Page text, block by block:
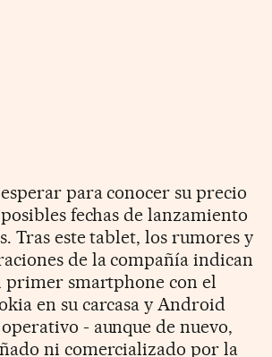
para conocer su precio
fechas de lanzamiento
Tras este tablet, los rumores y
de la compañía indican
primer smartphone con el
en su carcasa y Android
- aunque de nuevo,
ni comercializado por la